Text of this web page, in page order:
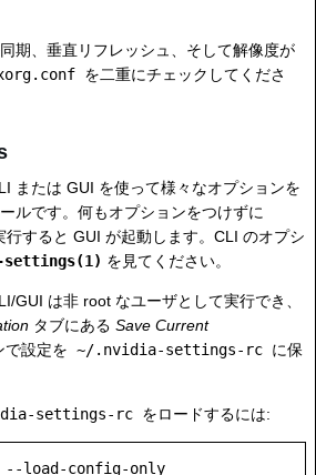
期、垂直リフレッシュ、そして解像度が
を二重にチェックしてくださ
または GUI を使って様々なオプションを
ルです。何もオプションをつけずに
行すると GUI が起動します。CLI のオプシ
を見てください。
GUI は非 root なユーザとして実行でき、
タブにある Save Current
で設定を ~/.nvidia-settings-rc に保
settings-rc をロードするには: